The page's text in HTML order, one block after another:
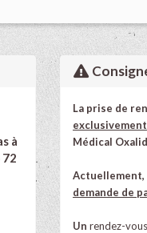
à
72
La prise de
exclusivement
Médical
Actuellement,
demande de
Un rendez-